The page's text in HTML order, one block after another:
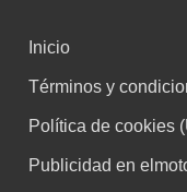
Inicio
Términos y
Política de cookies
Publicidad en